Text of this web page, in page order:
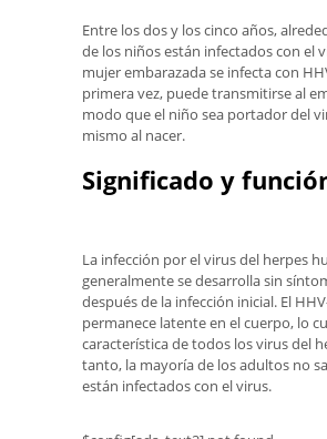
Entre los dos y los cinco años,
de los niños están infectados con el
mujer embarazada se infecta con
primera vez, puede transmitirse al
modo que el niño sea portador del
mismo al nacer.
Significado y
La infección por el virus del herpes
generalmente se desarrolla sin
después de la infección inicial. El
permanece latente en el cuerpo, lo
característica de todos los virus del
tanto, la mayoría de los adultos no
están infectados con el virus.